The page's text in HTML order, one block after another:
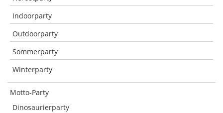
Indoorparty
Outdoorparty
Sommerparty
Winterparty
Motto-Party
Dinosaurierparty